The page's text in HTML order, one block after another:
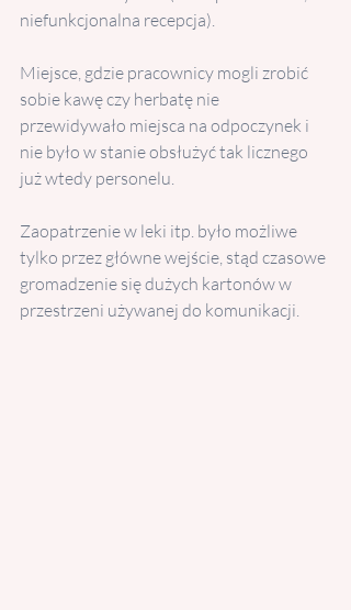
niefunkcjonalna recepcja).
Miejsce, gdzie pracownicy mogli zrobić
sobie kawę czy herbatę nie
przewidywało miejsca na odpoczynek i
nie było w stanie obsłużyć tak licznego
już wtedy personelu.
Zaopatrzenie w leki itp. było możliwe
tylko przez główne wejście, stąd czasowe
gromadzenie się dużych kartonów w
przestrzeni używanej do komunikacji.